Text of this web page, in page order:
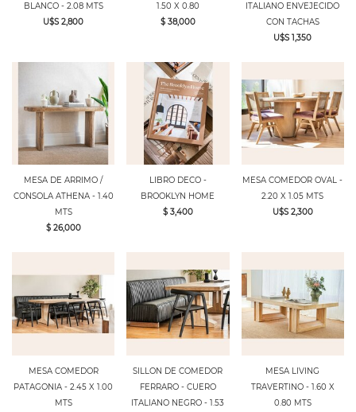
BLANCO - 2.08 MTS
U$S 2,800
1.50 X 0.80
$ 38,000
ITALIANO ENVEJECIDO
CON TACHAS
U$S 1,350
MESA DE ARRIMO /
CONSOLA ATHENA - 1.40
MTS
$ 26,000
LIBRO DECO -
BROOKLYN HOME
$ 3,400
MESA COMEDOR OVAL -
2.20 X 1.05 MTS
U$S 2,300
MESA COMEDOR
PATAGONIA - 2.45 X 1.00
MTS
SILLON DE COMEDOR
FERRARO - CUERO
ITALIANO NEGRO - 1.53
MESA LIVING
TRAVERTINO - 1.60 X
0.80 MTS